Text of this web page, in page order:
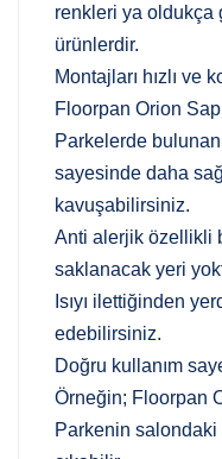
renkleri ya oldukça
ürünlerdir.
Montajları hızlı ve
Floorpan Orion
Parkelerde
sayesinde daha
kavuşabilirsiniz.
Anti alerjik özellikli
saklanacak yeri
Isıyı ilettiğinden
edebilirsiniz.
Doğru kullanım
Örneğin; Floorpan
Parkenin salondaki